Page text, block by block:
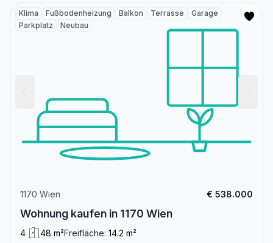
Klima Fußbodenheizung Balkon Terrasse
Garage
Parkplatz
Neubau
1170 Wien € 538.000
Wohnung kaufen in 1170 Wien
4 48 m²Freifläche: 14.2 m²